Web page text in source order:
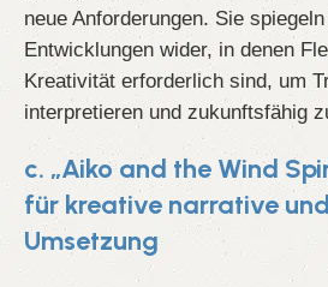
neue Anforderungen. Sie
Entwicklungen wider, in denen
Kreativität erforderlich sind, um
interpretieren und zukunftsfähig
c. „Aiko and the Wind
für kreative narrative
Umsetzung